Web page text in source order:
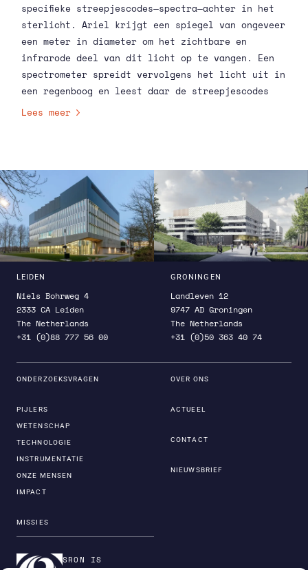
specifieke streepjescodes—spectra—achter in het
sterlicht. Ariel krijgt een spiegel van ongeveer
een meter in diameter om het zichtbare en
infrarode deel van dit licht op te vangen. Een
spectrometer spreidt vervolgens het licht uit in
een regenboog en leest daar de streepjescodes
uit af.
Lees meer
LEIDEN
Niels Bohrweg 4
2333 CA Leiden
The Netherlands
+31 (0)88 777 56 00
GRONINGEN
Landleven 12
9747 AD Groningen
The Netherlands
+31 (0)50 363 40 74
ONDERZOEKSVRAGEN
PIJLERS
WETENSCHAP
TECHNOLOGIE
INSTRUMENTATIE
ONZE MENSEN
IMPACT
MISSIES
OVER ONS
ACTUEEL
CONTACT
NIEUWSBRIEF
SRON IS